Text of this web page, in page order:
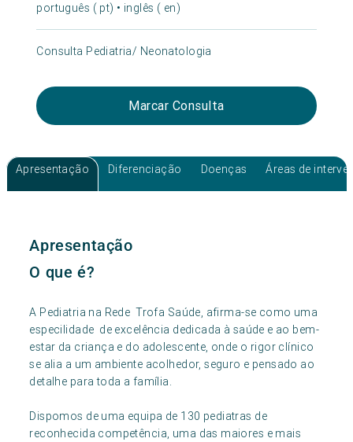
português ( pt) • inglês ( en)
Consulta Pediatria/ Neonatologia
Marcar Consulta
Apresentação Diferenciação Doenças Áreas de
Apresentação
O que é?
A Pediatria na Rede Trofa Saúde, afirma-se como uma
especilidade de excelência dedicada à saúde e ao bem-
estar da criança e do adolescente, onde o rigor clínico
se alia a um ambiente acolhedor, seguro e pensado ao
detalhe para toda a família.
Dispomos de uma equipa de 130 pediatras de
reconhecida competência, uma das maiores e mais